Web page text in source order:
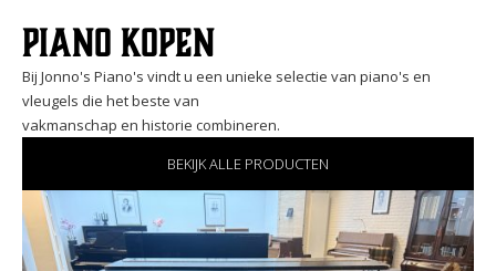
Piano kopen
Bij Jonno's Piano's vindt u een unieke selectie van piano's en
vleugels die het beste van
vakmanschap en historie combineren.
BEKIJK ALLE PRODUCTEN